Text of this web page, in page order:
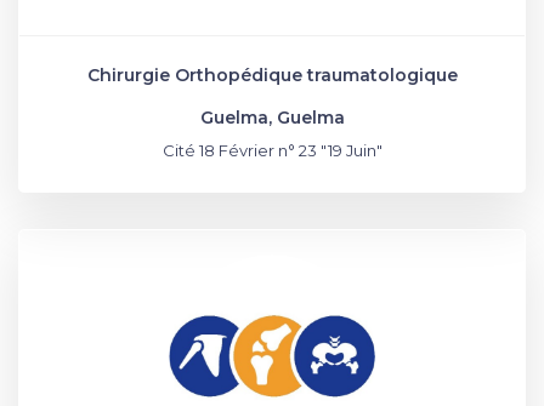
Chirurgie Orthopédique traumatologique
Guelma, Guelma
Cité 18 Février n° 23 "19 Juin"